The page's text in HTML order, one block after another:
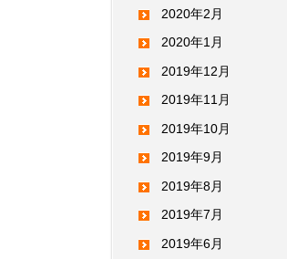
2020年2月
2020年1月
2019年12月
2019年11月
2019年10月
2019年9月
2019年8月
2019年7月
2019年6月